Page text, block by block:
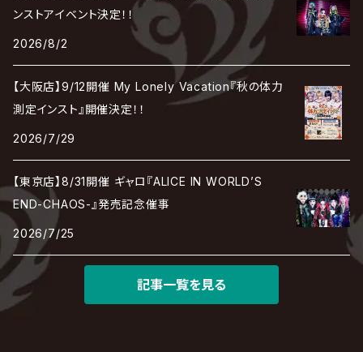
umbrella
Janne Da Arc
sugar
Jupiter
JILUKA
JILS
SHIN
DEZERT
deadman
DEVILOOF
DuelJewel
D'ERLANGER
電脳ヒメカ
Blu-BiLLioN
BULL FIELD
BREAKERZ
BLAZE
The Brow Beat
The Benjamin
THE MADNA
MAMA.
まみれた / MAMIRETA
MALICE MIZER
LAB.THE BASEMENT / ラボ ザ ベヰスメント
LIBRAVEL / リブラヴェル
Lill
RE:INa
REIGN
RAZOR
LSN / The LEGENDARY SIX NINE
Rorschach.inc
ロマン急行
ンストアイベント決定！！
2026/8/2
【大阪店】9/12開催 My Lonely Vacation『秋の体力
測定インスト』開催決定！！
2026/7/29
【東京店】8/31開催 ギャロ『ALICE IN WORLD’S
END-CHAOS-』発売記念催事
2026/7/25
記事一覧を見る